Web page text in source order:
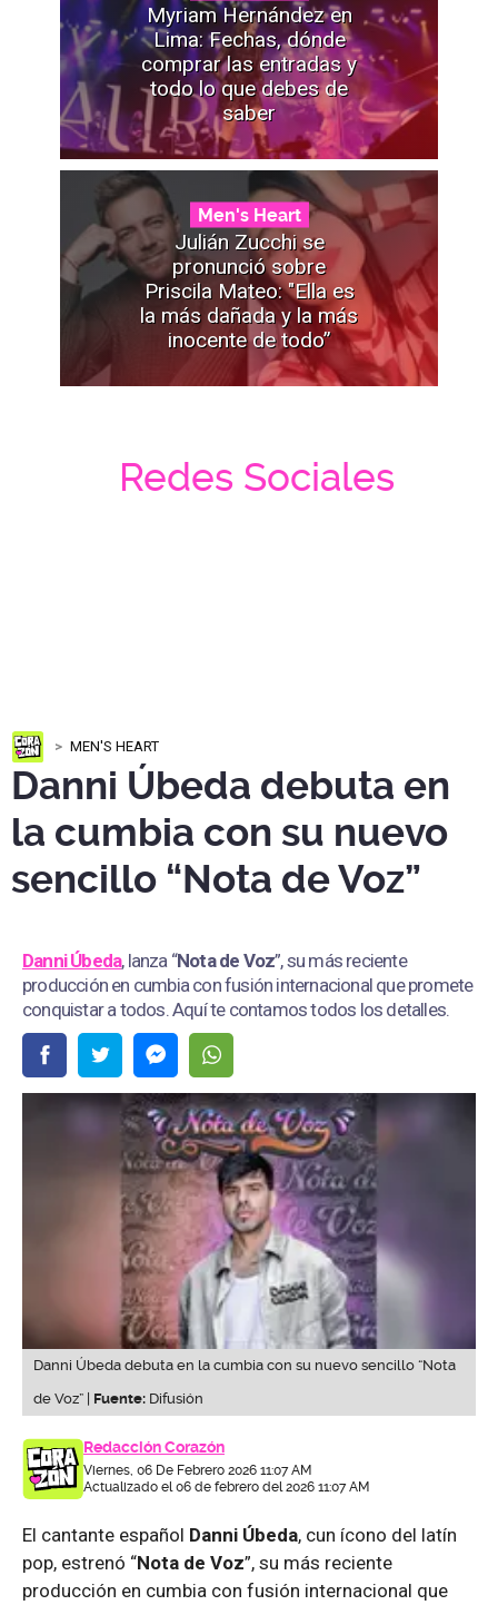
Myriam Hernández en
Lima: Fechas, dónde
comprar las entradas y
todo lo que debes de
saber
Men's Heart
Julián Zucchi se
pronunció sobre
Priscila Mateo: "Ella es
la más dañada y la más
inocente de todo”
Redes Sociales
MEN'S HEART
Danni Úbeda debuta en
la cumbia con su nuevo
sencillo “Nota de Voz”
Danni Úbeda, lanza “Nota de Voz”, su más reciente
producción en cumbia con fusión internacional que promete
conquistar a todos. Aquí te contamos todos los detalles.
Danni Úbeda debuta en la cumbia con su nuevo sencillo “Nota
de Voz” | Fuente: Difusión
Redacción Corazón
Viernes, 06 De Febrero 2026 11:07 AM
Actualizado el 06 de febrero del 2026 11:07 AM
El cantante español Danni Úbeda, cun ícono del latín
pop, estrenó “Nota de Voz”, su más reciente
producción en cumbia con fusión internacional que